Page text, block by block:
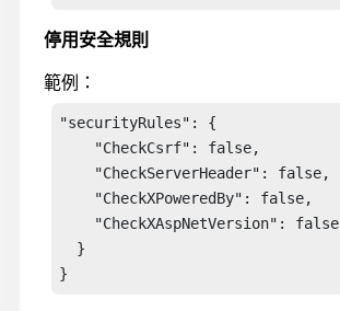
停用安全規則
範例：
"securityRules": {
    "CheckCsrf": false,
    "CheckServerHeader": false,
    "CheckXPoweredBy": false,
    "CheckXAspNetVersion": false
  }
}